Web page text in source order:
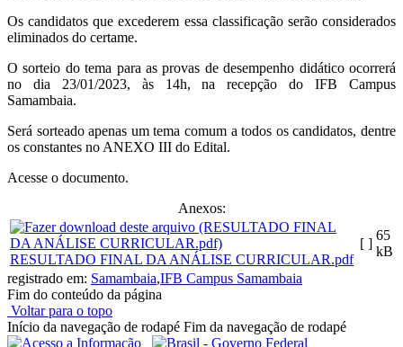
Os candidatos que excederem essa classificação serão considerados
eliminados do certame.
O sorteio do tema para as provas de desempenho didático ocorrerá
no dia 23/01/2023, às 14h, na recepção do IFB Campus
Samambaia.
Será sorteado apenas um tema comum a todos os candidatos, dentre
os constantes no ANEXO III do Edital.
Acesse o documento.
Anexos:
RESULTADO FINAL DA ANÁLISE CURRICULAR.pdf
[ ]
65
kB
registrado em: Samambaia,IFB Campus Samambaia
Fim do conteúdo da página
Voltar para o topo
Início da navegação de rodapé Fim da navegação de rodapé